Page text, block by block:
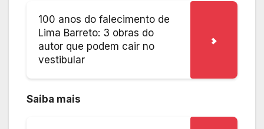
100 anos do falecimento de
Lima Barreto: 3 obras do
autor que podem cair no
vestibular
Saiba mais